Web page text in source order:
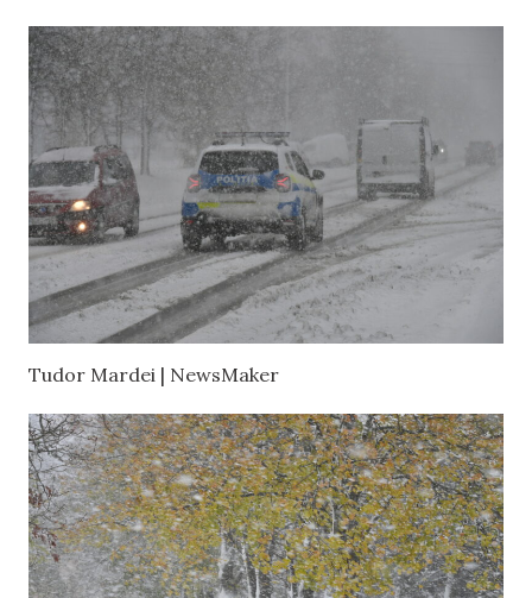
Tudor Mardei | NewsMaker